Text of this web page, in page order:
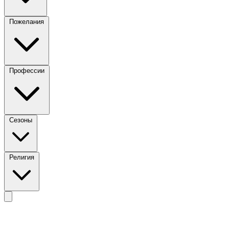
Пожелания
Профессии
Сезоны
Религия